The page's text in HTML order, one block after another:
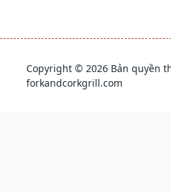
Copyright © 2026 Bản quyền
forkandcorkgrill.com